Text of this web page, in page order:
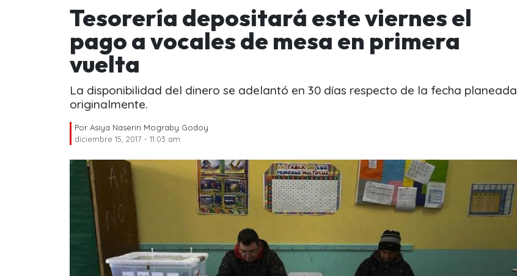
Tesorería depositará este viernes el
pago a vocales de mesa en primera
vuelta
La disponibilidad del dinero se adelantó en 30 días respecto de la fecha planeada
originalmente.
Por Asiya Naserin Mograby Godoy
diciembre 15, 2017 - 11:03 am